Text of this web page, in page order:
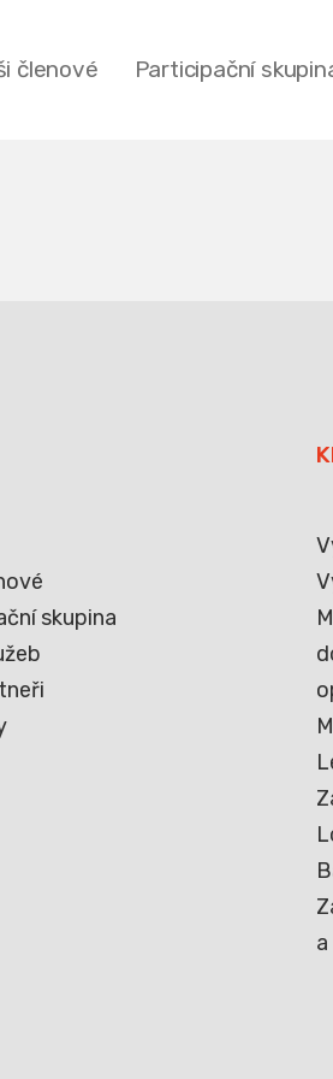
členové Participační
skupina